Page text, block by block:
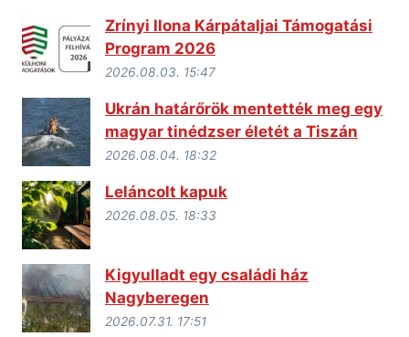
Zrínyi Ilona Kárpátaljai Támogatási
Program 2026
2026.08.03. 15:47
Ukrán határőrök mentették meg egy
magyar tinédzser életét a Tiszán
2026.08.04. 18:32
Leláncolt kapuk
2026.08.05. 18:33
Kigyulladt egy családi ház
Nagyberegen
2026.07.31. 17:51